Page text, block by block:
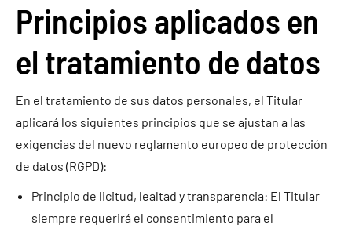
Principios aplicados en
el tratamiento de datos
En el tratamiento de sus datos personales, el Titular
aplicará los siguientes principios que se ajustan a las
exigencias del nuevo reglamento europeo de protección
de datos (RGPD):
Principio de licitud, lealtad y transparencia: El Titular
siempre requerirá el consentimiento para el